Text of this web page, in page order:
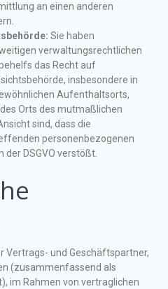
an einen anderen
Sie haben
verwaltungsrechtlichen
das Recht auf
insbesondere in
Aufenthaltsorts,
Orts des mutmaßlichen
sind, dass die
personenbezogenen
der DSGVO verstößt.
Vertrags- und Geschäftspartner,
(zusammenfassend als
im Rahmen von vertraglichen